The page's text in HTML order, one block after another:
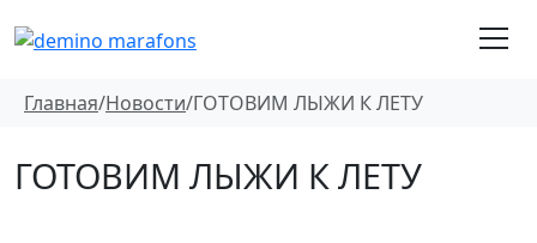
Главная/Новости/ГОТОВИМ ЛЫЖИ К ЛЕТУ
ГОТОВИМ ЛЫЖИ К ЛЕТУ